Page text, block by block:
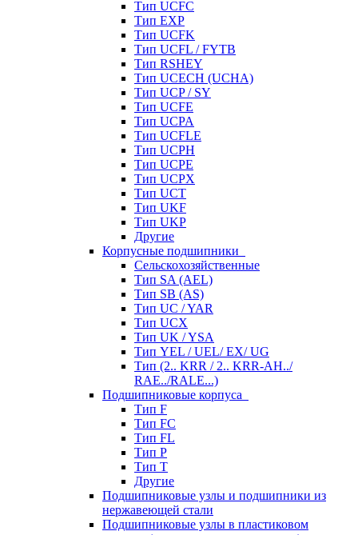
Тип UCFC
Тип EXP
Тип UCFK
Тип UCFL / FYTB
Тип RSHEY
Тип UCECH (UCHA)
Тип UCP / SY
Тип UCFE
Тип UCPA
Тип UCFLE
Тип UCPH
Тип UCPE
Тип UCPX
Тип UCT
Тип UKF
Тип UKP
Другие
Корпусные подшипники
Сельскохозяйственные
Тип SA (AEL)
Тип SB (AS)
Тип UC / YAR
Тип UCX
Тип UK / YSA
Тип YEL / UEL/ EX/ UG
Тип (2.. KRR / 2.. KRR-AH../
RAE../RALE...)
Подшипниковые корпуса
Тип F
Тип FC
Тип FL
Тип P
Тип T
Другие
Подшипниковые узлы и подшипники из
нержавеющей стали
Подшипниковые узлы в пластиковом